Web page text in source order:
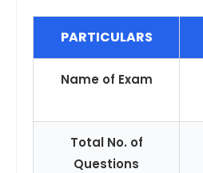
PARTICULARS
Name of Exam
Total No. of
Questions